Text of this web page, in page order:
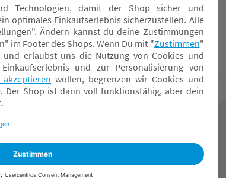
209,95 CHF*
Online verfügbar
Fachmarkt wählen